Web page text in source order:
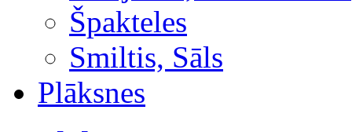
Špakteles
Smiltis, Sāls
Plāksnes